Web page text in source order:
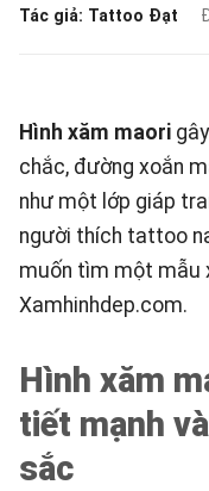
Tác giả: Tattoo Đạt
Hình xăm maori
chắc, đường xoắn
như một lớp giáp
người thích tattoo
muốn tìm một mẫu
Xamhinhdep.com.
Hình xăm
tiết mạnh
sắc